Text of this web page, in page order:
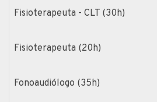
Fisioterapeuta - CLT (30h)
Fisioterapeuta (20h)
Fonoaudiólogo (35h)